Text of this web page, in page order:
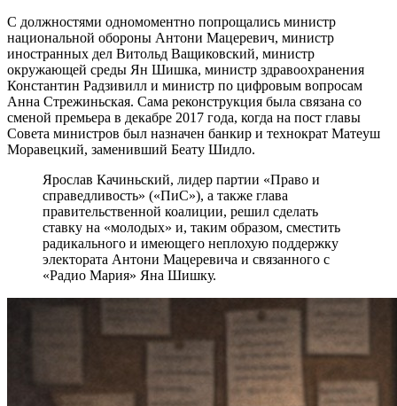
С должностями одномоментно попрощались министр
национальной обороны Антони Мацеревич, министр
иностранных дел Витольд Ващиковский, министр
окружающей среды Ян Шишка, министр здравоохранения
Константин Радзивилл и министр по цифровым вопросам
Анна Стрежиньская. Сама реконструкция была связана со
сменой премьера в декабре 2017 года, когда на пост главы
Совета министров был назначен банкир и технократ Матеуш
Моравецкий, заменивший Беату Шидло.
Ярослав Качиньский, лидер партии «Право и
справедливость» («ПиС»), а также глава
правительственной коалиции, решил сделать
ставку на «молодых» и, таким образом, сместить
радикального и имеющего неплохую поддержку
электората Антони Мацеревича и связанного с
«Радио Мария» Яна Шишку.